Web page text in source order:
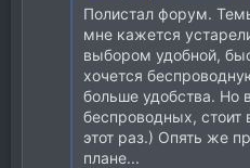
Полистал форум.
мне кажется
выбором удобной,
хочется
больше удобства. Но
беспроводных,
этот раз.) Опять же
плане...